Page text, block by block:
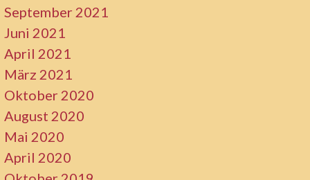
September 2021
Juni 2021
April 2021
März 2021
Oktober 2020
August 2020
Mai 2020
April 2020